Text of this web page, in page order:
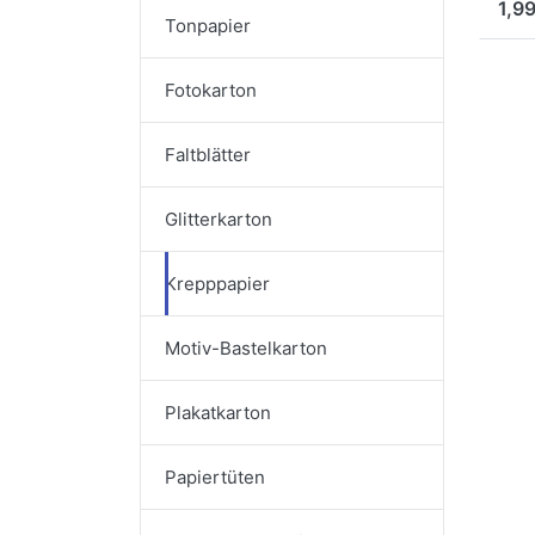
Tonpapier
Fotokarton
Faltblätter
Glitterkarton
Krepppapier
Motiv-Bastelkarton
Plakatkarton
Papiertüten